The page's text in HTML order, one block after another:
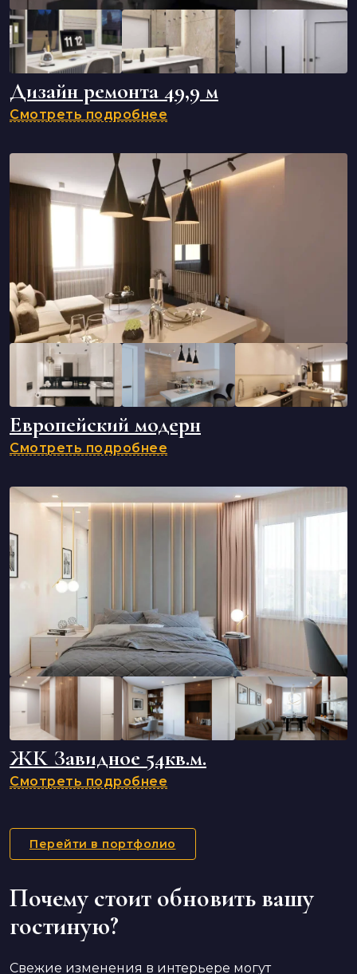
Дизайн ремонта 49,9 м
Смотреть подробнее
Европейский модерн
Смотреть подробнее
ЖК Завидное 54кв.м.
Смотреть подробнее
Перейти в портфолио
Почему стоит обновить вашу
гостиную?
Свежие изменения в интерьере могут